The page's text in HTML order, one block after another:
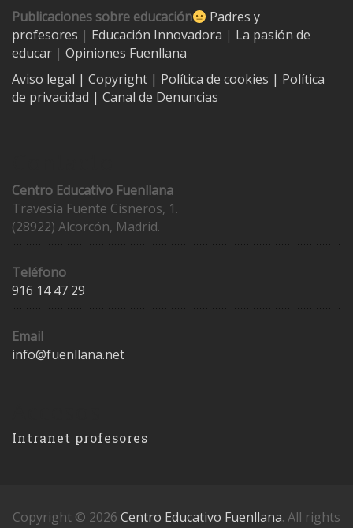
Publicaciones sobre educación
Padres y
profesores | Educación Innovadora | La pasión de
educar | Opiniones Fuenllana
Aviso legal | Copyright | Política de cookies | Política
de privacidad | Canal de Denuncias
Centro Educativo Fuenllana
Travesía Fuente Cisneros, 1.
(28922) Alcorcón, Madrid.
Teléfono
916 14 47 29
Email
info@fuenllana.net
Intranet profesores
Copyright © 2026 Centro Educativo Fuenllana. All rights